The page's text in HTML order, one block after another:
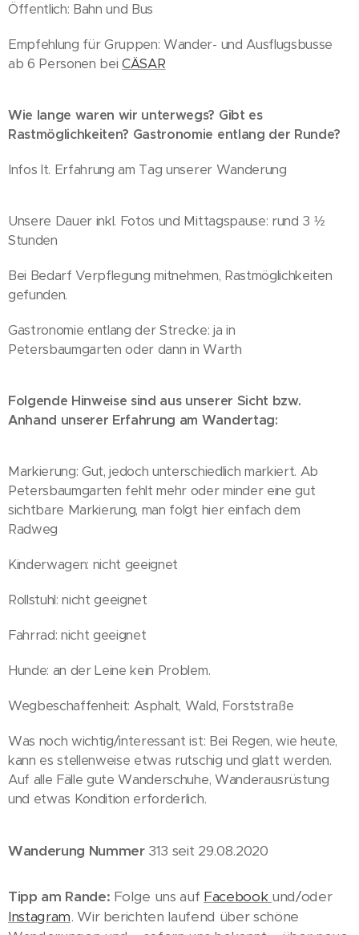
Öffentlich: Bahn und Bus
Empfehlung für Gruppen: Wander- und Ausflugsbusse
ab 6 Personen beiCÄSAR
Wie lange waren wir unterwegs? Gibt es
Rastmöglichkeiten? Gastronomie entlang der Runde?
Infos lt. Erfahrung am Tag unserer Wanderung
Unsere Dauer inkl. Fotos und Mittagspause: rund 3 ½
Stunden
Bei Bedarf Verpflegung mitnehmen, Rastmöglichkeiten
gefunden.
Gastronomie entlang der Strecke: ja in
Petersbaumgarten oder dann in Warth
Folgende Hinweise sind aus unserer Sicht bzw.
Anhand unserer Erfahrung am Wandertag:
Markierung: Gut, jedoch unterschiedlich markiert. Ab
Petersbaumgarten fehlt mehr oder minder eine gut
sichtbare Markierung, man folgt hier einfach dem
Radweg
Kinderwagen: nicht geeignet
Rollstuhl: nicht geeignet
Fahrrad: nicht geeignet
Hunde: an der Leine kein Problem.
Wegbeschaffenheit: Asphalt, Wald, Forststraße
Was noch wichtig/interessant ist: Bei Regen, wie heute,
kann es stellenweise etwas rutschig und glatt werden.
Auf alle Fälle gute Wanderschuhe, Wanderausrüstung
und etwas Kondition erforderlich.
Wanderung Nummer313 seit 29.08.2020
Tipp am Rande: Folge uns auf Facebook und/oder
Instagram. Wir berichten laufend über schöne